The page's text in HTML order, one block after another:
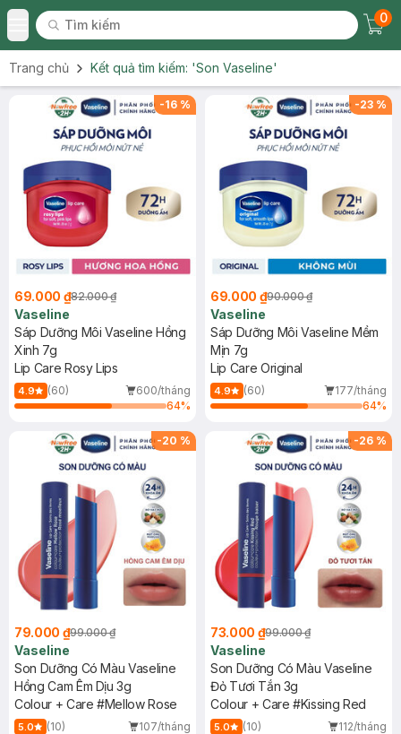
Toggle Menu
Tìm kiếm
Tìm kiếm
0
Trang chủ Kết quả tìm kiếm: 'Son Vaseline'
-16 %
69.000 ₫82.000 ₫
Vaseline
Sáp Dưỡng Môi Vaseline Hồng
Xinh 7g
Lip Care Rosy Lips
4.9 (60)
600/tháng
64%
-23 %
69.000 ₫90.000 ₫
Vaseline
Sáp Dưỡng Môi Vaseline Mềm
Mịn 7g
Lip Care Original
4.9 (60)
177/tháng
64%
-20 %
79.000 ₫99.000 ₫
Vaseline
Son Dưỡng Có Màu Vaseline
Hồng Cam Êm Dịu 3g
Colour + Care #Mellow Rose
5.0 (10)
107/tháng
-26 %
73.000 ₫99.000 ₫
Vaseline
Son Dưỡng Có Màu Vaseline
Đỏ Tươi Tắn 3g
Colour + Care #Kissing Red
5.0 (10)
112/tháng